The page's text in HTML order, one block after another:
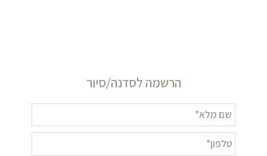
הרשמה לסדנה/סיור